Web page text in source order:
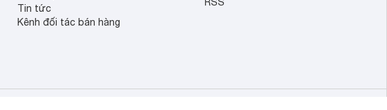
Tin tức
Kênh đối tác bán hàng
Việt Nam